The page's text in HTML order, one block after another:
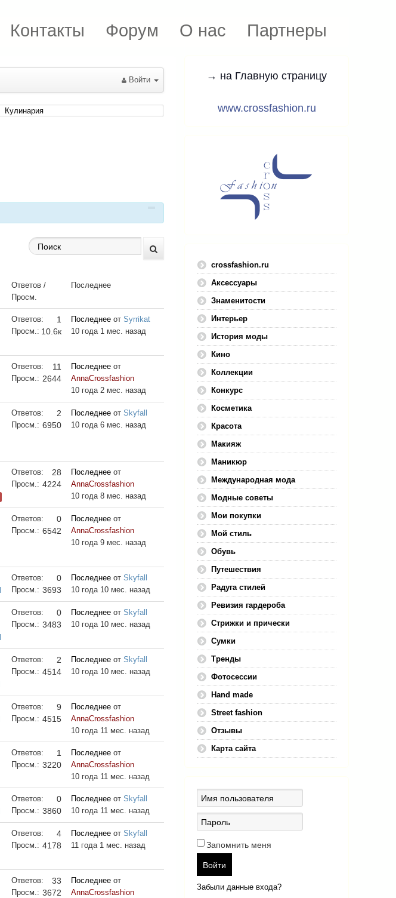
Контакты Форум О нас Партнеры
Войти
Кулинария
Ответов /
Просм.
Последнее
Ответов: 1
Просм.: 10.6к
Последнее от Syrrikat
10 года 1 мес. назад
Ответов: 11
Просм.: 2644
Последнее от
AnnaCrossfashion
10 года 2 мес. назад
Ответов: 2
Просм.: 6950
Последнее от Skyfall
10 года 6 мес. назад
Ответов: 28
Просм.: 4224
Последнее от
AnnaCrossfashion
10 года 8 мес. назад
Ответов: 0
Просм.: 6542
Последнее от
AnnaCrossfashion
10 года 9 мес. назад
Ответов: 0
Просм.: 3693
Последнее от Skyfall
10 года 10 мес. назад
Ответов: 0
Просм.: 3483
Последнее от Skyfall
10 года 10 мес. назад
Ответов: 2
Просм.: 4514
Последнее от Skyfall
10 года 10 мес. назад
Ответов: 9
Просм.: 4515
Последнее от
AnnaCrossfashion
10 года 11 мес. назад
Ответов: 1
Просм.: 3220
Последнее от
AnnaCrossfashion
10 года 11 мес. назад
Ответов: 0
Просм.: 3860
Последнее от Skyfall
10 года 11 мес. назад
Ответов: 4
Просм.: 4178
Последнее от Skyfall
11 года 1 мес. назад
Ответов: 33
Просм.: 3672
Последнее от
AnnaCrossfashion
→ на Главную страницу
www.crossfashion.ru
crossfashion.ru
Аксессуары
Знаменитости
Интерьер
История моды
Кино
Коллекции
Конкурс
Косметика
Красота
Макияж
Маникюр
Международная мода
Модные советы
Мои покупки
Мой стиль
Обувь
Путешествия
Радуга стилей
Ревизия гардероба
Стрижки и прически
Сумки
Тренды
Фотосессии
Hand made
Street fashion
Отзывы
Карта сайта
Запомнить меня
Войти
Забыли данные входа?